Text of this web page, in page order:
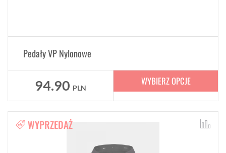
Pedały VP Nylonowe
94.90 PLN
WYBIERZ OPCJE
WYPRZEDAŻ